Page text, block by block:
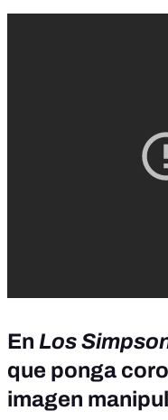
En Los
que ponga
imagen